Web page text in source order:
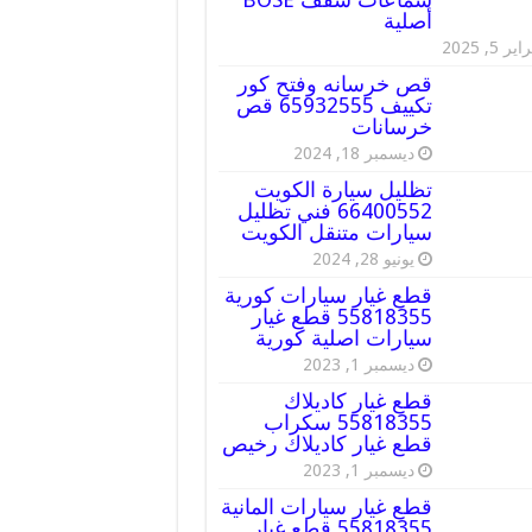
أصلية
5, 2025
قص خرسانه وفتح كور
تكييف 65932555 قص
خرسانات
ديسمبر 18, 2024
تظليل سيارة الكويت
66400552 فني تظليل
سيارات متنقل الكويت
يونيو 28, 2024
قطع غيار سيارات كورية
55818355 قطع غيار
سيارات اصلية كورية
ديسمبر 1, 2023
قطع غيار كاديلاك
55818355 سكراب
قطع غيار كاديلاك رخيص
ديسمبر 1, 2023
قطع غيار سيارات المانية